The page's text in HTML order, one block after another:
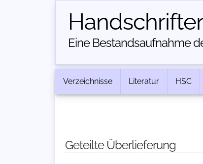
Eine Bestandsaufnahme
Verzeichnisse Literatur HSC
Geteilte Überlieferung